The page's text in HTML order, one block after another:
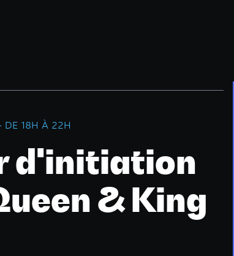
DE 18H À 22H
d'initiation
& King